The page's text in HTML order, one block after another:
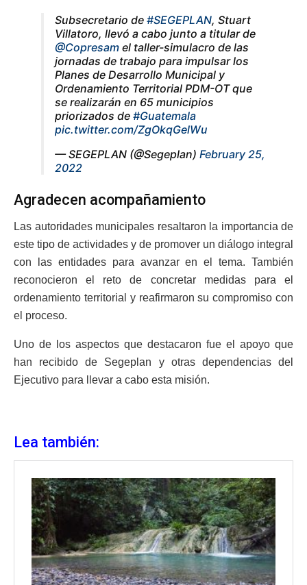
Subsecretario de #SEGEPLAN, Stuart
Villatoro, llevó a cabo junto a titular de
@Copresam el taller-simulacro de las
jornadas de trabajo para impulsar los
Planes de Desarrollo Municipal y
Ordenamiento Territorial PDM-OT que
se realizarán en 65 municipios
priorizados de #Guatemala
pic.twitter.com/ZgOkqGelWu
— SEGEPLAN (@Segeplan) February 25,
2022
Agradecen acompañamiento
Las autoridades municipales resaltaron la importancia de
este tipo de actividades y de promover un diálogo integral
con las entidades para avanzar en el tema. También
reconocieron el reto de concretar medidas para el
ordenamiento territorial y reafirmaron su compromiso con
el proceso.
Uno de los aspectos que destacaron fue el apoyo que
han recibido de Segeplan y otras dependencias del
Ejecutivo para llevar a cabo esta misión.
Lea también: